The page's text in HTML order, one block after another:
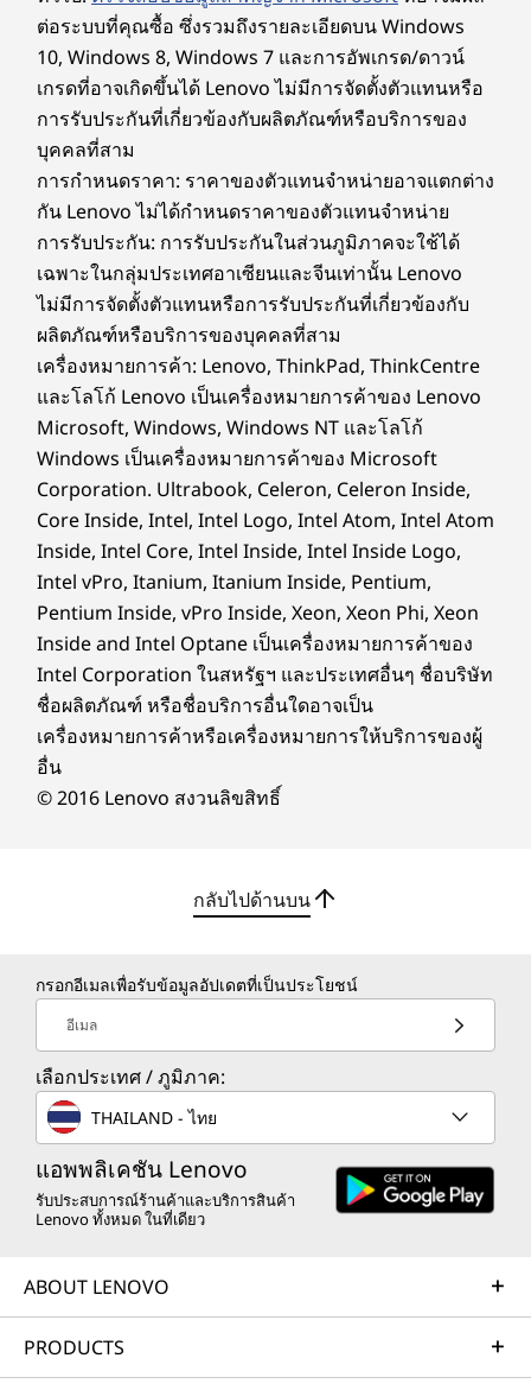
ทุกการเชื่อมต่อ
เชื่อมต่อได้ตลอดเวลาและเพลิดเพลินไปกับการ
ทำงานร่วมกันแบบหลายอุปกรณ์กับเดสก์ท็อป small-
form-factor นี้ไม่ว่าจะแลกเปลี่ยนไฟล์ทางการ
แพทย์หรือแชร์บันทึกในห้องเรียน แอป Smart
Connect ช่วยให้การทำงานแบบข้ามอุปกรณ์เป็นไป
อย่างรวดเร็วและปลอดภัย ไร้รอยต่อยิ่งไปกว่านั้น
คุณยังสามารถทำงานมัลติทาสก์ได้อย่างมืออาชีพ
ด้วยพอร์ตอเนกประสงค์ ช่องต่อขยาย และอุปกรณ์
เสริม Smart Cable เพื่อการทำงานที่มีประสิทธิภาพ
มากขึ้น
การป้องกันข้อมูลและ
เดสก์ท็อป SFF ThinkCentre Neo 30s Gen 5 เสริม
ฮาร์ดแวร์และซอฟต์แวร์จาก ThinkShieldเฟิร์มแวร์
Trusted Platform Module (fTPM) มีการเข้ารหัส
ข้อมูลขณะที่การป้องกัน Smart USB ระดับ BIOS
ป้องกันการเข้าใช้งานโดยไม่ได้รับอนุญาตป้องกัน
การขโมยตัวเครื่องด้วย Kensington Security
Slot™ ห่วงล็อค และสายสวิตช์ป้องกันการบุกรุก
ช่องใส่ด้านใน:
HDD ขนาด 3.5 นิ้ว
ช่องใส่ด้านนอก:
ตัวเลือก: optical disc drive (ODD) แบบบาง
ความเร็วในการถ่ายโอนของพอร์ต USB เป็นค่าโดยประมาณและ ขึ้นอยู่กับปัจจัยมากมาย เช่น
ความสามารถในการประมวลผลของอุปกรณ์หลัก/อุปกรณ์ต่อพ่วง คุณลักษณะของไฟล์ การกำหนด
ค่าของระบบ และสภาพแวดล้อมในการทำงาน ความเร็วจริงจะแตกต่างออกไปและอาจน้อยกว่าที่
คาดไว้
ระบบไร้สาย
Intel WiFi 6
Bluetooth ®5.2
*ข้อมูลจำเพาะอาจแตกต่างกันไปตามภูมิภาค / รุ่น
การออกแบบ
จอแสดงผล
รองรับจอแยกอิสระสูงสุด 4 จอ
* รองรับจอแสดงผลแยกอิสระสูงสุด 2 จอผ่านพอร์ตออนบอร์ด (VGA 1 พอร์ต + HDMI® 1 พอร์ต)
สามารถเชื่อมต่อจอเพิ่มได้ผ่านกราฟิกแบบแยก
ขนาด
339.5 มม. x 92.5 มม. x 291.7 มม. / 13.4 นิ้ว x 3.6 นิ้ว x 11.5
น้ำหนัก
เริ่มต้นที่ 4.63 กก. / 10.20 ปอนด์
สีดำ
*ข้อมูลจำเพาะอาจแตกต่างกันไปตามภูมิภาค / รุ่น
การรับรอง / การจดทะเบียน
ENERGY STAR
EPEAT®Gold
ต่อระบบที่คุณซื้อ ซึ่งรวมถึงรายละเอียดบน Windows
10, Windows 8, Windows 7 และการอัพเกรด/ดาวน์
เกรดที่อาจเกิดขึ้นได้ Lenovo ไม่มีการจัดตั้งตัวแทนหรือ
การรับประกันที่เกี่ยวข้องกับผลิตภัณฑ์หรือบริการของ
บุคคลที่สาม
การกำหนดราคา: ราคาของตัวแทนจำหน่ายอาจแตกต่าง
กัน Lenovo ไม่ได้กำหนดราคาของตัวแทนจำหน่าย
การรับประกัน: การรับประกันในส่วนภูมิภาคจะใช้ได้
เฉพาะในกลุ่มประเทศอาเซียนและจีนเท่านั้น Lenovo
ไม่มีการจัดตั้งตัวแทนหรือการรับประกันที่เกี่ยวข้องกับ
ผลิตภัณฑ์หรือบริการของบุคคลที่สาม
เครื่องหมายการค้า: Lenovo, ThinkPad, ThinkCentre
และโลโก้ Lenovo เป็นเครื่องหมายการค้าของ Lenovo
Microsoft, Windows, Windows NT และโลโก้
Windows เป็นเครื่องหมายการค้าของ Microsoft
Corporation. Ultrabook, Celeron, Celeron Inside,
Core Inside, Intel, Intel Logo, Intel Atom, Intel Atom
Inside, Intel Core, Intel Inside, Intel Inside Logo,
Intel vPro, Itanium, Itanium Inside, Pentium,
Pentium Inside, vPro Inside, Xeon, Xeon Phi, Xeon
Inside and Intel Optane เป็นเครื่องหมายการค้าของ
Intel Corporation ในสหรัฐฯ และประเทศอื่นๆ ชื่อบริษัท
ชื่อผลิตภัณฑ์ หรือชื่อบริการอื่นใดอาจเป็น
เครื่องหมายการค้าหรือเครื่องหมายการให้บริการของผู้
อื่น
© 2016 Lenovo สงวนลิขสิทธิ์
กลับไปด้านบน
กรอกอีเมลเพื่อรับข้อมูลอัปเดตที่เป็นประโยชน์
อีเมล
เลือกประเทศ / ภูมิภาค:
THAILAND - ไทย
แอพพลิเคชัน Lenovo
รับประสบการณ์ร้านค้าและบริการสินค้า
Lenovo ทั้งหมด ในที่เดียว
ABOUT LENOVO
PRODUCTS